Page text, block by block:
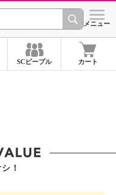
ショッ
メニュー
SCピープル カート
！